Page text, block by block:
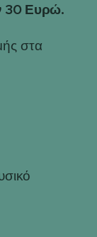
30 Ευρώ.
στα